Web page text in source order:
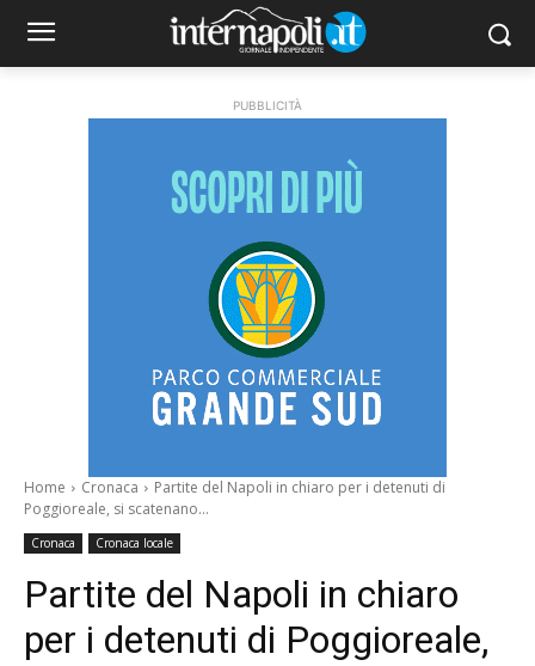
PUBBLICITÀ
Home Cronaca
Partite del Napoli in chiaro per i detenuti di
Poggioreale, si scatenano...
Cronaca Cronaca locale
Partite del Napoli in chiaro
per i detenuti di Poggioreale,